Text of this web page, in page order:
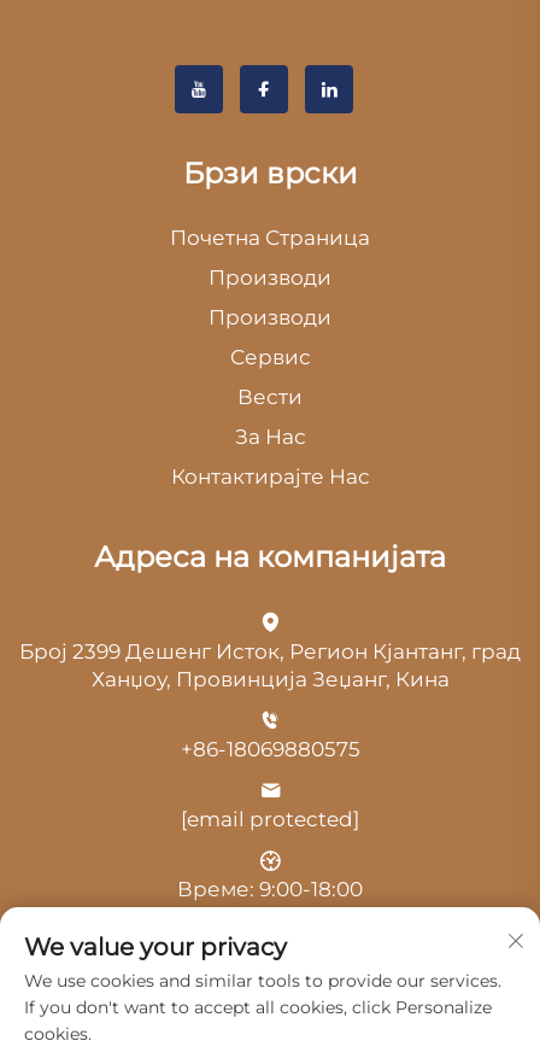
Брзи врски
Почетна Страница
Производи
Производи
Сервис
Вести
За Нас
Контактирајте Нас
Адреса на компанијата
Број 2399 Дешенг Исток, Регион Кјантанг, град
Ханџоу, Провинција Зеџанг, Кина
+86-18069880575
[email protected]
Време: 9:00-18:00
We value your privacy
We use cookies and similar tools to provide our services.
If you don't want to accept all cookies, click Personalize
cookies.